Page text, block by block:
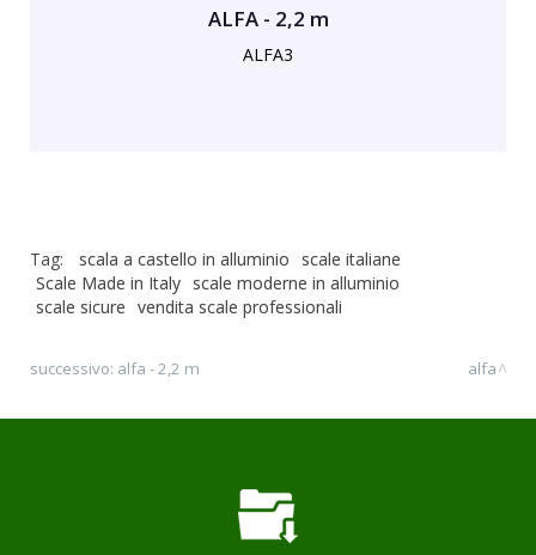
ALFA - 2,2 m
ALFA3
Tag: scala a castello in alluminio scale italiane
Scale Made in Italy scale moderne in alluminio
scale sicure vendita scale professionali
successivo: alfa - 2,2 m alfa